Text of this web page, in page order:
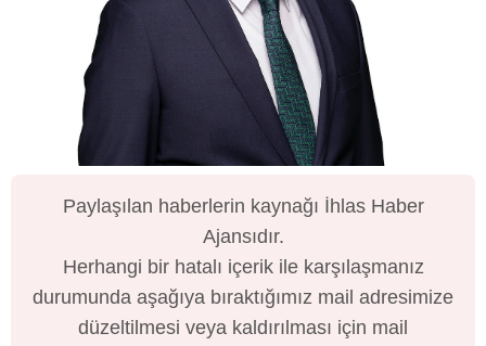
Paylaşılan haberlerin kaynağı İhlas Haber
Ajansıdır.
Herhangi bir hatalı içerik ile karşılaşmanız
durumunda aşağıya bıraktığımız mail adresimize
düzeltilmesi veya kaldırılması için mail